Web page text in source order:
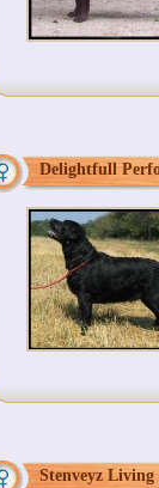
Delightfull
Stenveyz Living